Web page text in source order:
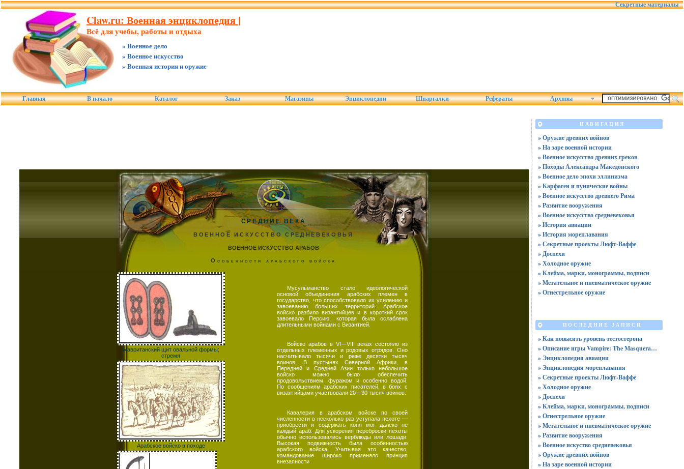
Секретные материалы
Claw.ru: Военная энциклопедия |
Всё для учебы, работы и отдыха
» Военное дело
» Военное искусство
» Военная история и оружие
Главная В начало Каталог Заказ Магазины Энциклопедии Шпаргалки Рефераты Архивы
СРЕДНИЕ ВЕКА
ВОЕННОЕ ИСКУССТВО СРЕДНЕВЕКОВЬЯ
ВОЕННОЕ ИСКУССТВО АРАБОВ
Особенности арабского войска
Мавританский щит овальной формы;
стремя
Арабское войско в походе
Мусульманство стало идеологической
основой объединения арабских племен в
государство, что способствовало их усилению и
завоеванию больших территорий. Арабское
войско разбило византийцев и в короткий срок
завоевало Персию, которая была ослаблена
длительными войнами с Византией.
Войско арабов в VI—VIII веках состояло из
отдельных племенных и родовых отрядов. Оно
насчитывало тысячи и реже десятки тысяч
воинов. В пустынях Северной Африки, в
Передней и Средней Азии только небольшое
войско можно было обеспечить
продовольствием, фуражом и особенно водой.
По сообщениям арабских писателей, в боях с
византийцами участвовали 20—30 тысяч воинов.
Кавалерия в арабском войске по своей
численности в несколько раз уступала пехоте —
приобрести и содержать коня мог далеко не
каждый араб. Для ускорения переброски пехоты
обычно использовались верблюды или лошади.
Высокая подвижность была особенностью
арабского войска. Учитывая это качество,
командование широко применяло принцип
внезапности.
НАВИГАЦИЯ
» Оружие древних войнов
» На заре военной истории
» Военное искусство древних греков
» Походы Александра Македонского
» Военное дело эпохи эллинизма
» Карфаген и пунические войны
» Военное искусство древнего Рима
» Развитие вооружения
» Военное искусство средневековья
» История авиации
» История мореплавания
» Секретные проекты Люфт-Ваффе
» Доспехи
» Холодное оружие
» Клейма, марки, монограммы, подписи
» Метательное и пневматическое оружие
» Огнестрельное оружие
ПОСЛЕДНИЕ ЗАПИСИ
» Как повысить уровень тестостерона
» Описание игры Vampire: The Masquerade -- Bloodhunt (2022)
» Энциклопедия авиации
» Энциклопедия мореплавания
» Секретные проекты Люфт-Ваффе
» Холодное оружие
» Доспехи
» Клейма, марки, монограммы, подписи
» Огнестрельное оружие
» Метательное и пневматическое оружие
» Развитие вооружения
» Военное искуство средневековья
» Оружие древних войнов
» На заре военной истории